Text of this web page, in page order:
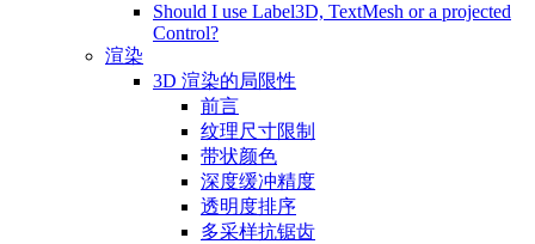
Should I use Label3D, TextMesh or a projected
Control?
渲染
3D 渲染的局限性
前言
纹理尺寸限制
带状颜色
深度缓冲精度
透明度排序
多采样抗锯齿